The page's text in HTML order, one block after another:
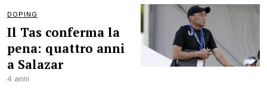
DOPING
Il Tas conferma la
pena: quattro anni
a Salazar
4 anni